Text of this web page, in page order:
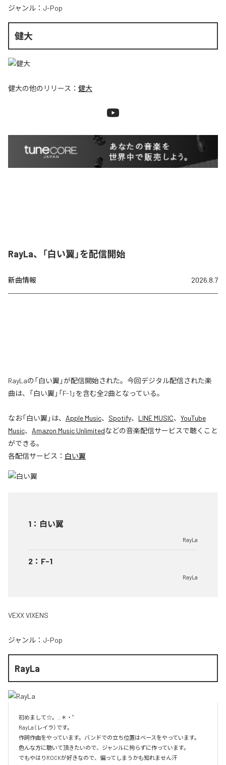
ジャンル： J-Pop
健大
健大の他のリリース： 健大
RayLa、「白い翼」を配信開始
新曲情報 2026.8.7
RayLaの「白い翼」が配信開始された。今回デジタル配信された楽
曲は、「白い翼」「F-1」を含む全2曲となっている。
なお「白い翼 」は、 Apple Music、 Spotify、 LINE MUSIC、 YouTube
Music、 Amazon Music Unlimitedなどの音楽配信サービスで聴くこと
ができる。
各配信サービス： 白い翼
1 ： 白い翼
RayLa
2 ： F-1
RayLa
VEXX VIXENS
ジャンル： J-Pop
RayLa
初めまして☆。.:＊・゜
RayLa（レイラ）です。
作詞作曲をやっています。バンドでの立ち位置はベースをやっています。
色んな方に聴いて頂きたいので、ジャンルに拘らずに作っています。
でもやはりROCKが好きなので、偏ってしまうかも知れません汗